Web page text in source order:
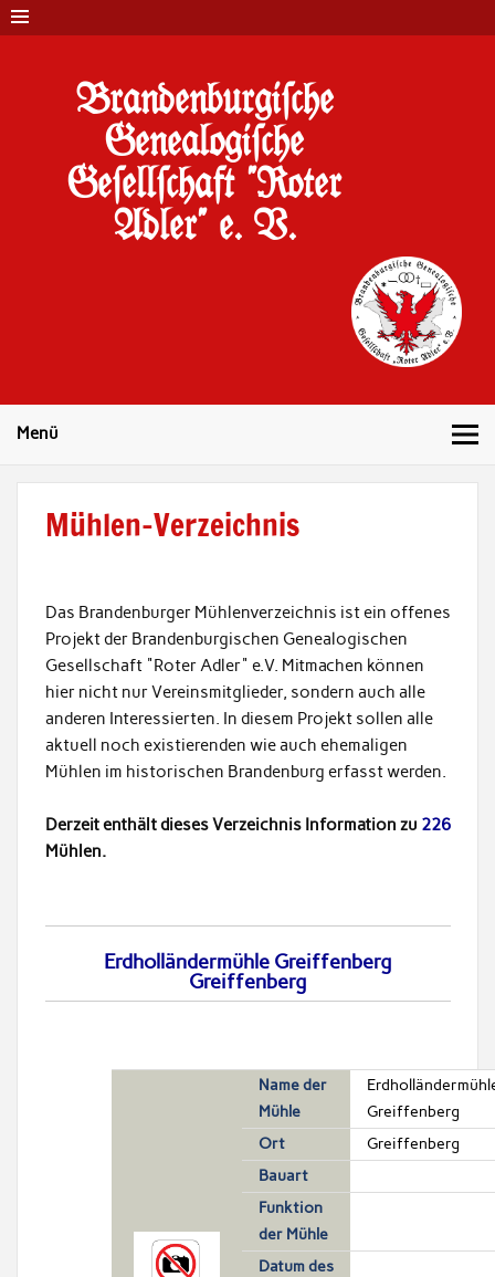
Brandenburgi#che
Genealogi#che
Ge#ell#chaft "Roter
Adler" e. V.
Menü
Mühlen-Verzeichnis
Das Brandenburger Mühlenverzeichnis ist ein offenes
Projekt der Brandenburgischen Genealogischen
Gesellschaft "Roter Adler" e.V. Mitmachen können
hier nicht nur Vereinsmitglieder, sondern auch alle
anderen Interessierten. In diesem Projekt sollen alle
aktuell noch existierenden wie auch ehemaligen
Mühlen im historischen Brandenburg erfasst werden.
Derzeit enthält dieses Verzeichnis Information zu 226
Mühlen.
Erdholländermühle Greiffenberg
Greiffenberg
Name der
Mühle
Greiffenberg
Ort
Greiffenberg
Bauart
Funktion
der Mühle
Datum des